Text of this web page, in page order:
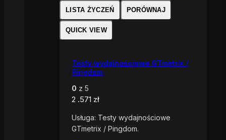
LISTA ŻYCZEŃ PORÓWNAJ
QUICK VIEW
Testy wydajnościowe GTmetrix /
Pingdom
0 z 5
2 .571 zł
Usługa: Testy wydajnościowe
GTmetrix / Pingdom.